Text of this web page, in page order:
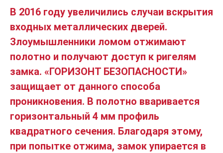
В 2016 году увеличились случаи вскрытия
входных металлических дверей.
Злоумышленники ломом отжимают
полотно и получают доступ к ригелям
замка. «ГОРИЗОНТ БЕЗОПАСНОСТИ»
защищает от данного способа
проникновения. В полотно вваривается
горизонтальный 4 мм профиль
квадратного сечения. Благодаря этому,
при попытке отжима, замок упирается в